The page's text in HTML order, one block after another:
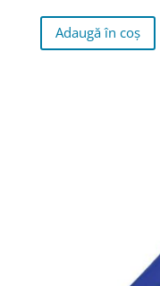
Adaugă în coș